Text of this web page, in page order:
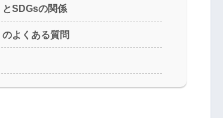
SDGsの関係
よくある質問